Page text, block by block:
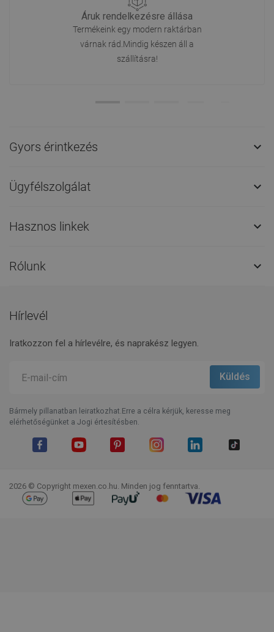
Áruk rendelkezésre állása
Termékeink egy modern raktárban
várnak rád.Mindig készen áll a
szállításra!
Gyors érintkezés 
Ügyfélszolgálat 
Hasznos linkek 
Rólunk 
Hírlevél
Iratkozzon fel a hírlevélre, és naprakész legyen.
Bármely pillanatban leiratkozhat.Erre a célra kérjük, keresse meg
elérhetőségünket a Jogi értesítésben.
2026 © Copyright mexen.co.hu. Minden jog fenntartva.